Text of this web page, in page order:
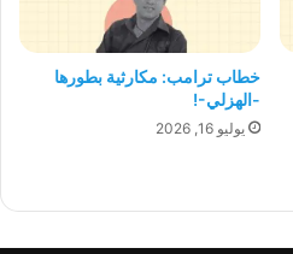
خطاب ترامب: مكارثية بطورها
-الهزلي-!
يوليو 16, 2026